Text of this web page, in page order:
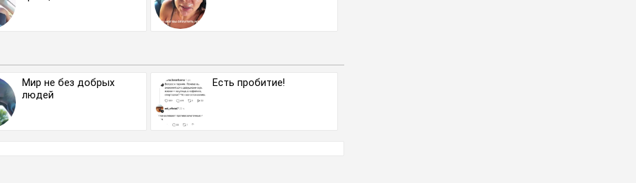
Мир не без добрых
людей
Есть пробитие!